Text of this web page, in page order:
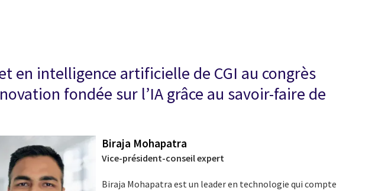
en intelligence artificielle de CGI au congrès
fondée sur l’IA grâce au savoir-faire de
Biraja Mohapatra
Vice-président-conseil expert
Biraja Mohapatra est un leader en technologie qui compte